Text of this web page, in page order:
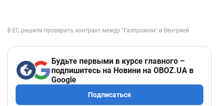
Будьте первыми в курсе главного –
подпишитесь на Новини на OBOZ.UA в
Google
Подписаться